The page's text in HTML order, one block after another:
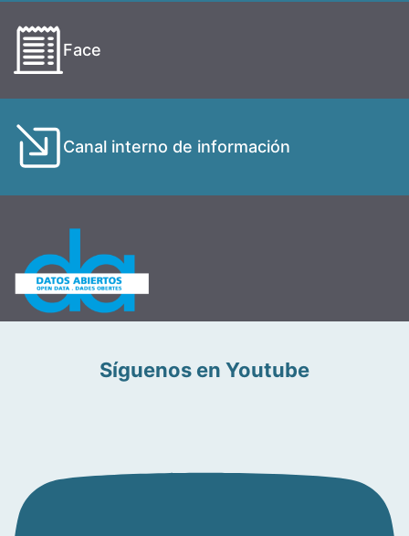
Face
Canal interno de información
Síguenos en Youtube